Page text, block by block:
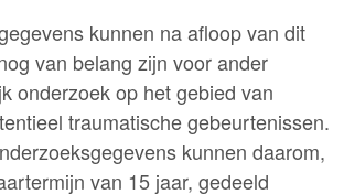
kunnen na afloop van dit
van belang zijn voor ander
onderzoek op het gebied van
traumatische gebeurtenissen.
kunnen daarom,
van 15 jaar, gedeeld